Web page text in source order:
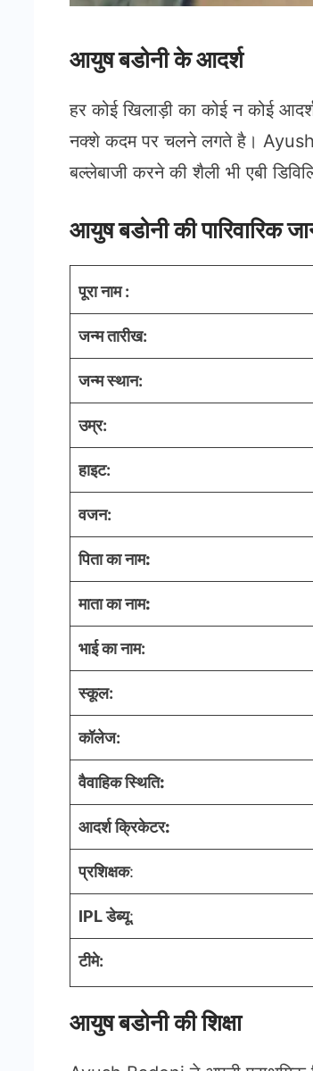
आयुष बडोनी के आदर्श
हर कोई खिलाड़ी का कोई न कोई
नक्शे कदम पर चलने लगते है। Ayush
बल्लेबाजी करने की शैली भी एबी
आयुष बडोनी की पारिवारिक
पूरा नाम :
जन्म तारीख:
जन्म स्थान:
उम्र:
हाइट:
वजन:
पिता का नाम:
माता का नाम:
भाई का नाम:
स्कूल:
कॉलेज:
वैवाहिक स्थिति:
आदर्श क्रिकेटर:
प्रशिक्षक:
IPL डेब्यू:
टीमे:
आयुष बडोनी की शिक्षा